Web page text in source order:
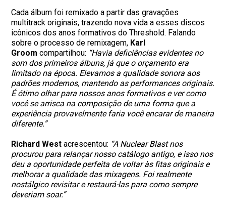
Cada álbum foi remixado a partir das gravações
multitrack originais, trazendo nova vida a esses discos
icônicos dos anos formativos do Threshold. Falando
sobre o processo de remixagem, Karl
Groom compartilhou: “Havia deficiências evidentes no
som dos primeiros álbuns, já que o orçamento era
limitado na época. Elevamos a qualidade sonora aos
padrões modernos, mantendo as performances originais.
É ótimo olhar para nossos anos formativos e ver como
você se arrisca na composição de uma forma que a
experiência provavelmente faria você encarar de maneira
diferente.”
Richard West acrescentou: “A NuclearBlast nos
procurou para relançar nosso catálogo antigo, e isso nos
deu a oportunidade perfeita de voltar às fitas originais e
melhorar a qualidade das mixagens. Foi realmente
nostálgico revisitar e restaurá-las para como sempre
deveriam soar.”